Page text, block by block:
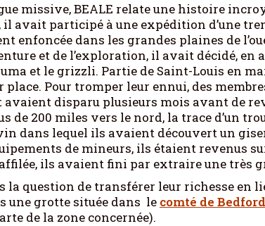
missive, BEALE relate une histoire
il avait participé à une expédition d’une
enfoncée dans les grandes plaines de
et de l’exploration, il avait décidé, en
et le grizzli. Partie de Saint-Louis en
Pour tromper leur ennui, des
avaient disparu plusieurs mois avant de
de 200 miles vers le nord, la trace d’un
dans lequel ils avaient découvert un
de mineurs, ils étaient revenus
ils avaient fini par extraire une très
la question de transférer leur richesse en
une grotte située dans le comté de Bedford
de la zone concernée).